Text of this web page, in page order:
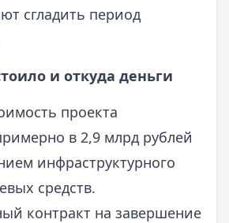
сгладить период
и откуда деньги
проекта
в 2,9 млрд рублей
инфраструктурного
средств.
контракт на завершение